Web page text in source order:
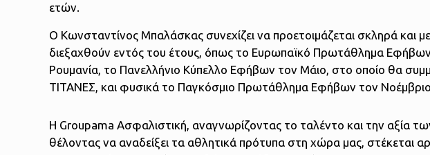
ετών.
Ο Κωνσταντίνος Μπαλάσκας συνεχίζει να προετοιμάζεται σκληρά και
διεξαχθούν εντός του έτους, όπως το Ευρωπαϊκό Πρωτάθλημα
Ρουμανία, το Πανελλήνιο Κύπελλο Εφήβων τον Μάιο, στο οποίο θα
ΤΙΤΑΝΕΣ, και φυσικά το Παγκόσμιο Πρωτάθλημα Εφήβων τον
Η Groupama Ασφαλιστική, αναγνωρίζοντας το ταλέντο και την αξία
θέλοντας να αναδείξει τα αθλητικά πρότυπα στη χώρα μας, στέκεται